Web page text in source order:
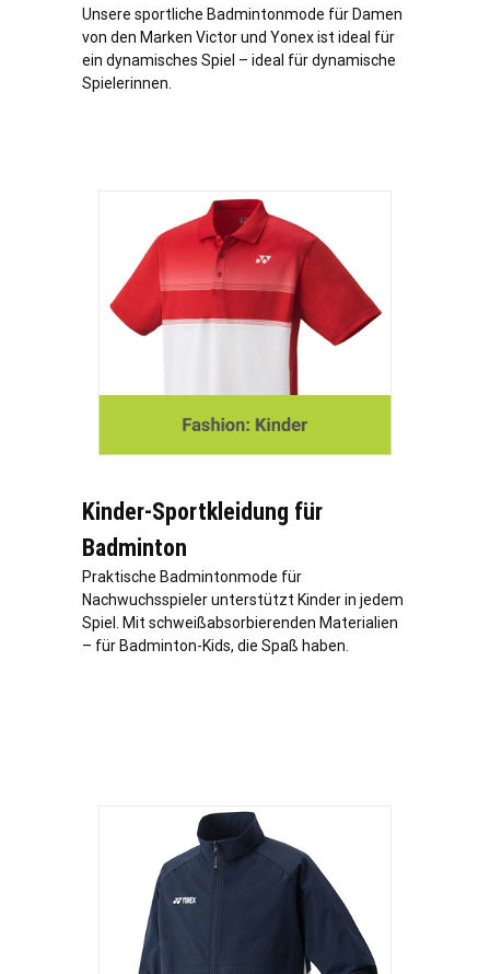
Unsere sportliche Badmintonmode für Damen
von den Marken Victor und Yonex ist ideal für
ein dynamisches Spiel – ideal für dynamische
Spielerinnen.
Kinder-Sportkleidung für
Badminton
Praktische Badmintonmode für
Nachwuchsspieler unterstützt Kinder in jedem
Spiel. Mit schweißabsorbierenden Materialien
– für Badminton-Kids, die Spaß haben.